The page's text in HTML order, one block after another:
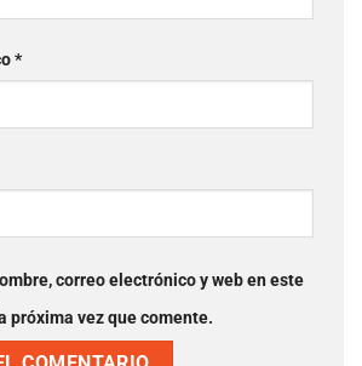
*
correo electrónico y web en este
próxima vez que comente.